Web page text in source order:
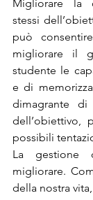
Migliorare la
stessi
può
migliorare il
studente le
e di
dimagrante di
dell’obiettivo,
possibili
La gestione
migliorare.
della nostra